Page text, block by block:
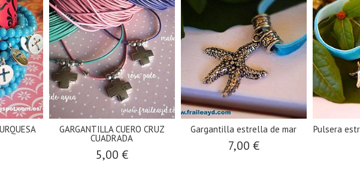
GARGANTILLA CUERO CRUZ
CUADRADA
5,00 €
Gargantilla estrella de mar
7,00 €
Pulsera